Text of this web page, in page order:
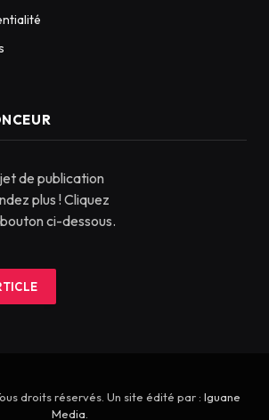
de publication
plus ! Cliquez
ci-dessous.
droits réservés. Un site édité par : Iguane
Media